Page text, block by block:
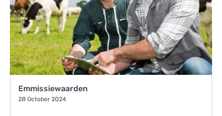
Emmissiewaarden
28 October 2024